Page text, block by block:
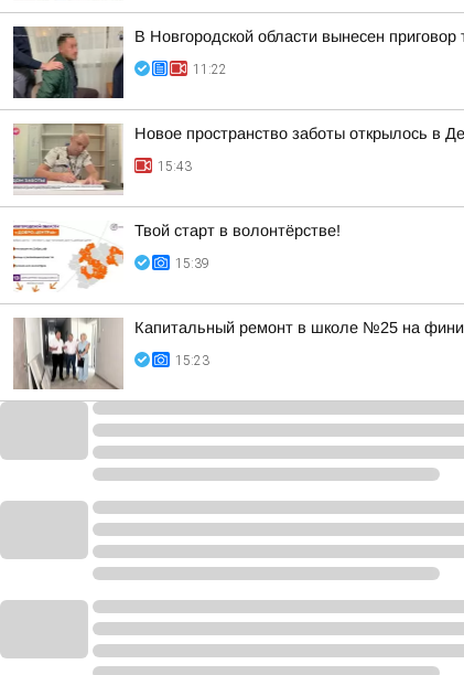
В Новгородской области вынесен
11:22
Новое пространство заботы открылось в
15:43
Твой старт в волонтёрстве!
15:39
Капитальный ремонт в школе №25 на
15:23